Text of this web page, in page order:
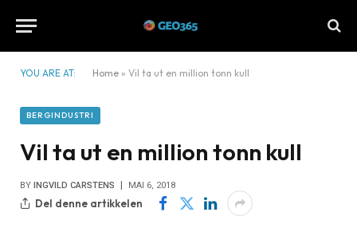
YOU ARE AT: Home » Vil ta ut en million tonn kull
BERGINDUSTRI
Vil ta ut en million tonn kull
BY INGVILD CARSTENS MAI 6, 2018
Del denne artikkelen